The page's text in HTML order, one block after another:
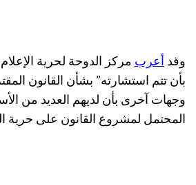
وقدأعربمركز الدوحة لحرية
بأن تتم استشارته” بشأن القانون
وجهات آخرى بأن لديهم العديد من
المحتمل لمشروع القانون على حرية